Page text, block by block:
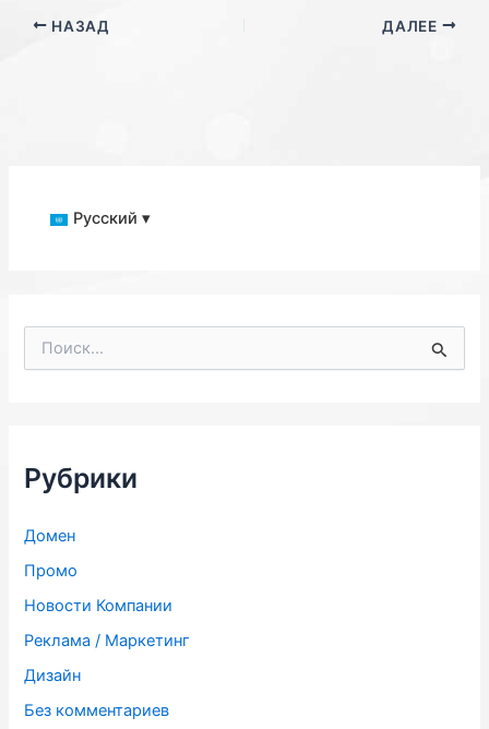
НАЗАД ДАЛЕЕ
Русский ▾
Рубрики
Домен
Промо
Новости Компании
Реклама / Маркетинг
Дизайн
Без комментариев